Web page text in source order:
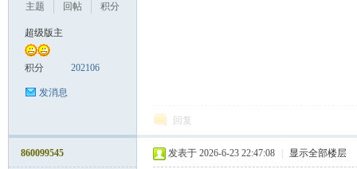
主题
回帖
积分
超级版主
积分 202106
发消息
回复
860099545 发表于 2026-6-23 22:47:08 显示全部楼层